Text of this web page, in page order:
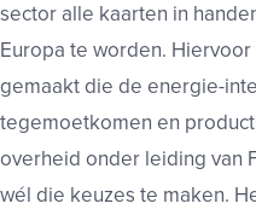
sector alle kaarten in
Europa te worden.
gemaakt die de energie-
tegemoetkomen en
overheid onder leiding van
wél die keuzes te maken.